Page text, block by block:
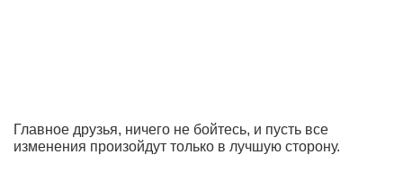
Главное друзья, ничего не бойтесь, и пусть все
изменения произойдут только в лучшую сторону.